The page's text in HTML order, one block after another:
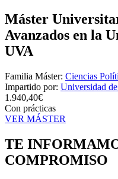
Máster
Avanzados en la
UVA
Familia Máster: Ciencias
Impartido por: Universidad
1.940,40€
Con prácticas
VER MÁSTER
TE
COMPROMISO